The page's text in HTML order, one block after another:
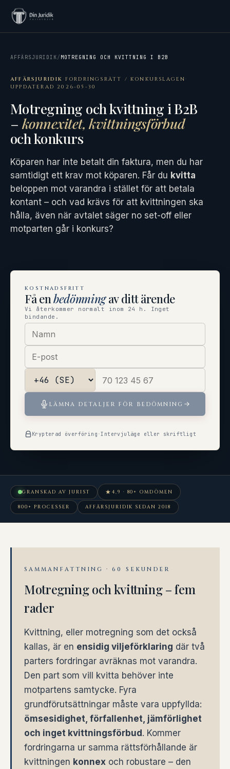
AFFÄRSJURIDIK/ MOTREGNING OCH KVITTNING I B2B
AFFÄRSJURIDIK · FORDRINGSRÄTT / KONKURSLAGEN·
UPPDATERAD 2026-05-30
Motregning och kvittning i B2B
– konnexitet, kvittningsförbud
och konkurs
Köparen har inte betalt din faktura, men du har
samtidigt ett krav mot köparen. Får du kvitta
beloppen mot varandra i stället för att betala
kontant – och vad krävs för att kvittningen ska
hålla, även när avtalet säger no set-off eller
motparten går i konkurs?
KOSTNADSFRITT
Få enbedömningav ditt ärende
Vi återkommer normalt inom 24 h. Inget
bindande.
LÄMNA DETALJER FÖR BEDÖMNING
Krypterad överföring ·Intervjuläge eller skriftligt
GRANSKAD AV JURIST ★ 4,9 · 80+ OMDÖMEN
800+ PROCESSER AFFÄRSJURIDIK SEDAN 2018
SAMMANFATTNING · 60 SEKUNDER
Motregning och kvittning – fem
rader
Kvittning, eller motregning som det också
kallas, är en ensidig viljeförklaring där två
parters fordringar avräknas mot varandra.
Den part som vill kvitta behöver inte
motpartens samtycke. Fyra
grundförutsättningar måste vara uppfyllda:
ömsesidighet, förfallenhet, jämförlighet
och inget kvittningsförbud . Kommer
fordringarna ur samma rättsförhållande är
kvittningen konnex och robustare – den